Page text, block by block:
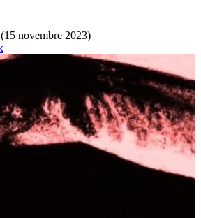
(15 novembre 2023)